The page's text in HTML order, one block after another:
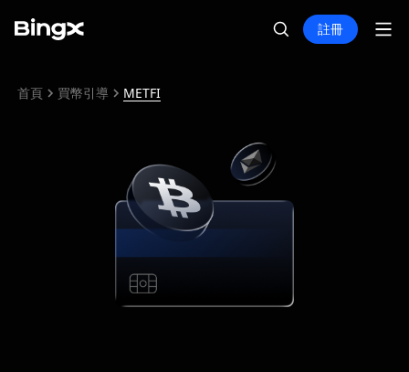
註冊
首頁 買幣引導 METFI